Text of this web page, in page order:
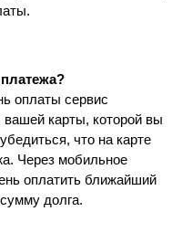
оплаты сервис
вашей карты, которой вы
что на карте
Через мобильное
оплатить ближайший
долга.